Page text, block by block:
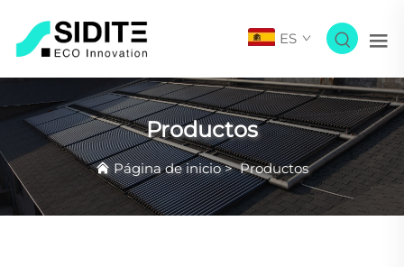
ES
Productos
Página de inicio>Productos